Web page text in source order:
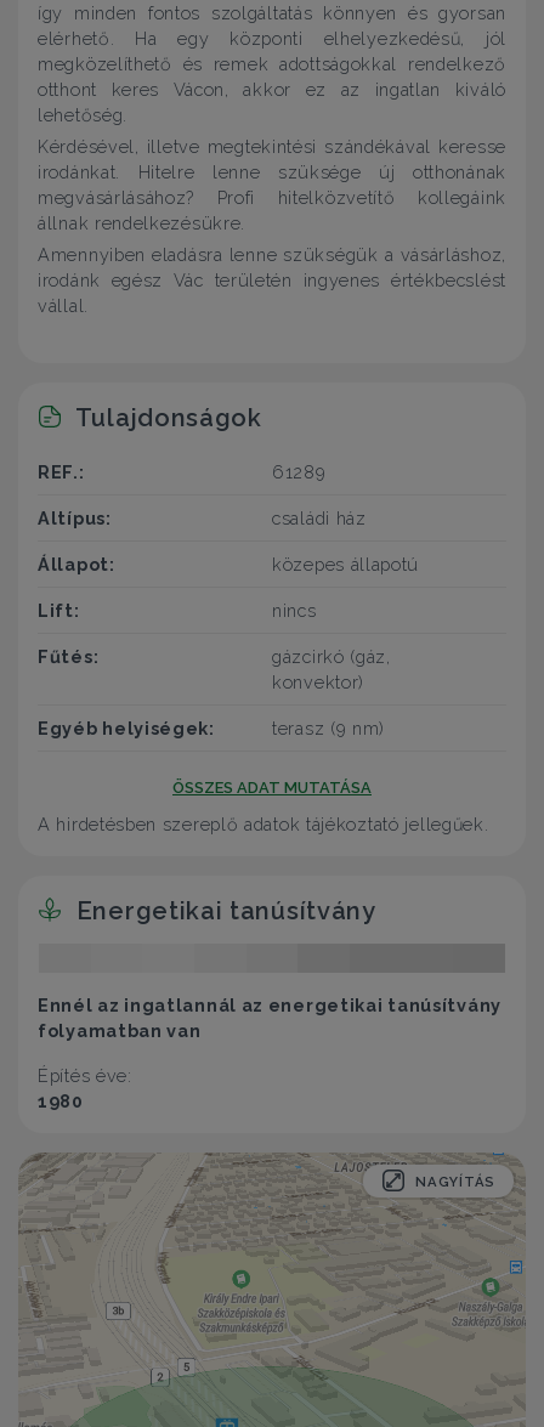
így minden fontos szolgáltatás könnyen és gyorsan
elérhető. Ha egy központi elhelyezkedésű, jól
megközelíthető és remek adottságokkal rendelkező
otthont keres Vácon, akkor ez az ingatlan kiváló
lehetőség.
Kérdésével, illetve megtekintési szándékával keresse
irodánkat. Hitelre lenne szüksége új otthonának
megvásárlásához? Profi hitelközvetítő kollegáink
állnak rendelkezésükre.
Amennyiben eladásra lenne szükségük a vásárláshoz,
irodánk egész Vác területén ingyenes értékbecslést
vállal.
Tulajdonságok
REF.: 61289
Altípus: családi ház
Állapot: közepes állapotú
Lift: nincs
Fűtés:
gázcirkó (gáz,
konvektor)
Egyéb helyiségek: terasz (9 nm)
ÖSSZES ADAT MUTATÁSA
A hirdetésben szereplő adatok tájékoztató jellegűek.
Energetikai tanúsítvány
Ennél az ingatlannál az energetikai tanúsítvány
folyamatban van
Építés éve:
1980
NAGYÍTÁS